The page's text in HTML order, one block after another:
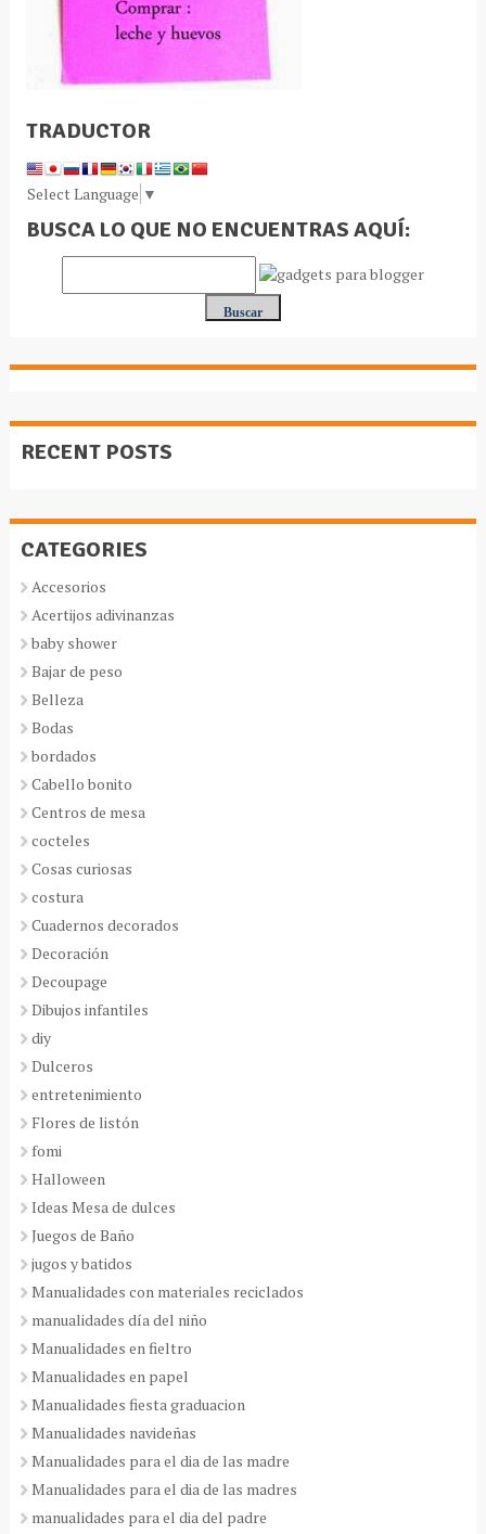
TRADUCTOR
Select Language ▼
BUSCA LO QUE NO ENCUENTRAS AQUÍ:
RECENT POSTS
CATEGORIES
Accesorios
Acertijos adivinanzas
baby shower
Bajar de peso
Belleza
Bodas
bordados
Cabello bonito
Centros de mesa
cocteles
Cosas curiosas
costura
Cuadernos decorados
Decoración
Decoupage
Dibujos infantiles
diy
Dulceros
entretenimiento
Flores de listón
fomi
Halloween
Ideas Mesa de dulces
Juegos de Baño
jugos y batidos
Manualidades con materiales reciclados
manualidades día del niño
Manualidades en fieltro
Manualidades en papel
Manualidades fiesta graduacion
Manualidades navideñas
Manualidades para el dia de las madre
Manualidades para el dia de las madres
manualidades para el dia del padre